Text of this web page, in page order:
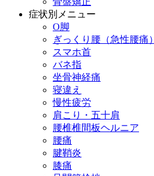
症状別メニュー
O脚
ぎっくり腰（急性腰痛）
スマホ首
バネ指
坐骨神経痛
寝違え
慢性疲労
肩こり・五十肩
腰椎椎間板ヘルニア
腰痛
腱鞘炎
膝痛